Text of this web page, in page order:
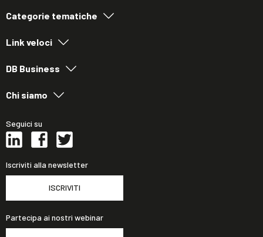
Categorie tematiche
Link veloci
DB Business
Chi siamo
Seguici su
Iscriviti alla newsletter
ISCRIVITI
Partecipa ai nostri webinar